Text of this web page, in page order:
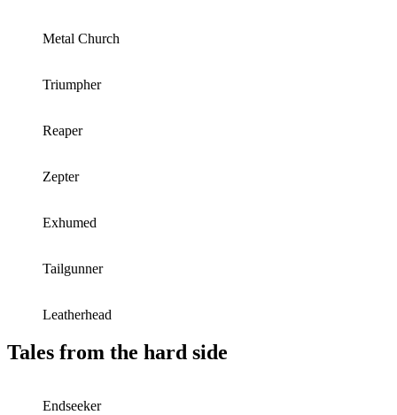
Metal Church
Triumpher
Reaper
Zepter
Exhumed
Tailgunner
Leatherhead
Tales from the hard side
Endseeker